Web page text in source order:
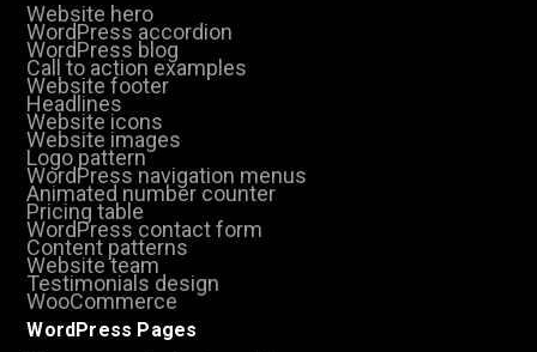
Website hero
WordPress accordion
WordPress blog
Call to action examples
Website footer
Headlines
Website icons
Website images
Logo pattern
WordPress navigation menus
Animated number counter
Pricing table
WordPress contact form
Content patterns
Website team
Testimonials design
WooCommerce
WordPress Pages